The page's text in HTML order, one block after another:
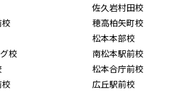
佐久岩村田校
穂高柏矢町校
松本本部校
校
南松本駅前校
松本合庁前校
広丘駅前校